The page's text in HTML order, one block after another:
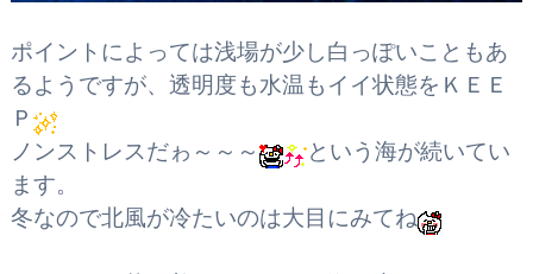
ポイントによっては浅場が少し白っぽいこともあ
るようですが、透明度も水温もイイ状態をＫＥＥ
Ｐ
ノンストレスだゎ～～～
という海が続いてい
ます。
冬なので北風が冷たいのは大目にみてね